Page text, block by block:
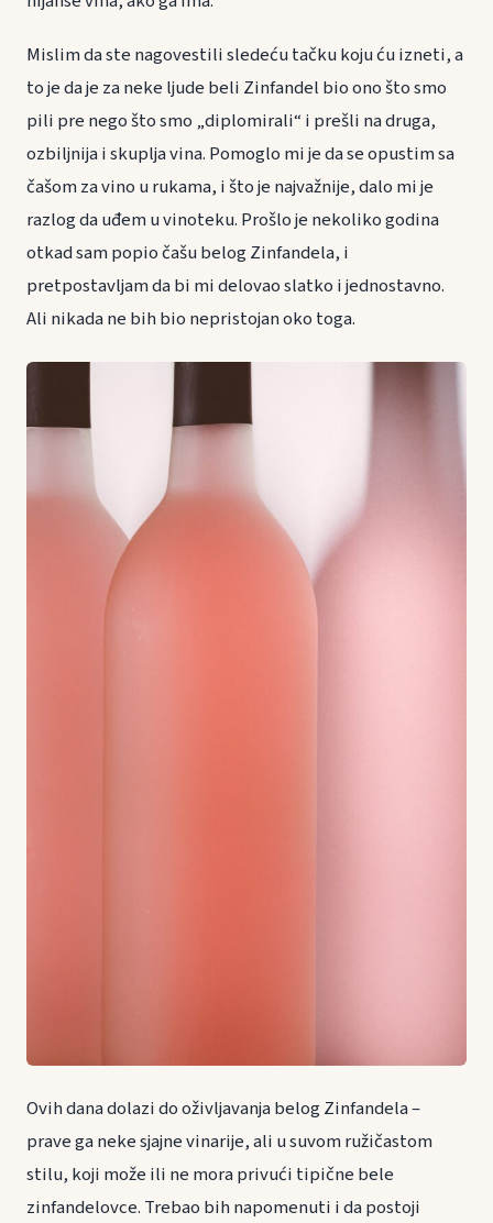
Mislim da ste nagovestili sledeću tačku koju ću izneti, a
to je da je za neke ljude beli Zinfandel bio ono što smo
pili pre nego što smo „diplomirali“ i prešli na druga,
ozbiljnija i skuplja vina. Pomoglo mi je da se opustim sa
čašom za vino u rukama, i što je najvažnije, dalo mi je
razlog da uđem u vinoteku. Prošlo je nekoliko godina
otkad sam popio čašu belog Zinfandela, i
pretpostavljam da bi mi delovao slatko i jednostavno.
Ali nikada ne bih bio nepristojan oko toga.
Ovih dana dolazi do oživljavanja belog Zinfandela –
prave ga neke sjajne vinarije, ali u suvom ružičastom
stilu, koji može ili ne mora privući tipične bele
zinfandelovce. Trebao bih napomenuti i da postoji